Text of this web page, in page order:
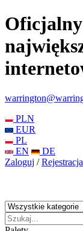
PLN
EUR
PL
EN
DE
Zaloguj / Rejestracja